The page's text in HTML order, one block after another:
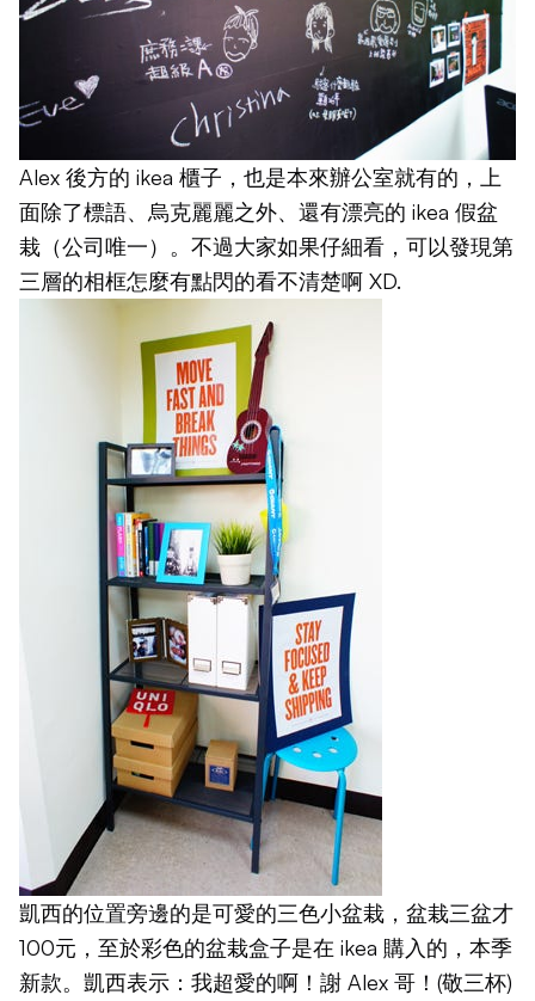
Alex 後方的 ikea 櫃子，也是本來辦公室就有的，上
面除了標語、烏克麗麗之外、還有漂亮的 ikea 假盆
栽（公司唯一）。不過大家如果仔細看，可以發現第
三層的相框怎麼有點閃的看不清楚啊 XD.
凱西的位置旁邊的是可愛的三色小盆栽，盆栽三盆才
100元，至於彩色的盆栽盒子是在 ikea 購入的，本季
新款。凱西表示：我超愛的啊！謝 Alex 哥！(敬三杯)